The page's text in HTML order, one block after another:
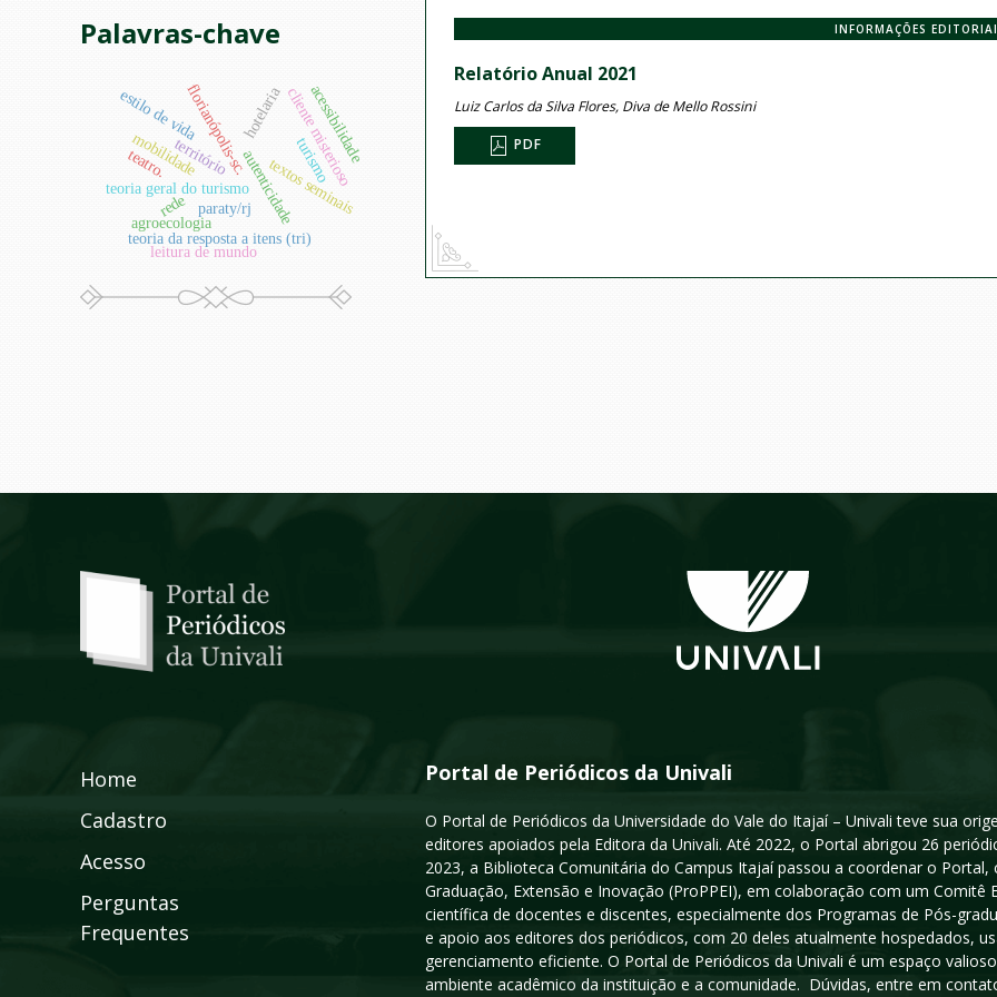
INFORMAÇÕES
Relatório Anual 2021
Luiz Carlos da Silva Flores, Diva de Mello Rossini
PDF
Palavras-chave
autenticidadetextos seminais
teoria geral do turismo
turismo
florianópolis-sc. cliente misterioso
hotelaria
teoria da resposta a itens (tri)
rede
território
mobilidade
estilo de vida
agroecologia
paraty/rj
leitura de mundo
acessibilidade
teatro.
Home
Cadastro
Acesso
Perguntas
Frequentes
Portal de Periódicos da Univali
O Portal de Periódicos da Universidade do Vale do Itajaí – Univali teve sua
editores apoiados pela Editora da Univali. Até 2022, o Portal abrigou 26
2023, a Biblioteca Comunitária do Campus Itajaí passou a coordenar o
Graduação, Extensão e Inovação (ProPPEI), em colaboração com um
científica de docentes e discentes, especialmente dos Programas de Pós-
e apoio aos editores dos periódicos, com 20 deles atualmente hospedados,
gerenciamento eficiente. O Portal de Periódicos da Univali é um espaço
ambiente acadêmico da instituição e a comunidade. Dúvidas, entre em